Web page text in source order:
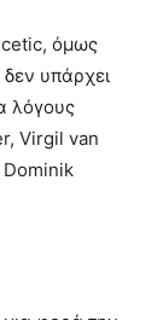
όμως
υπάρχει
λόγους
Virgil van
Dominik